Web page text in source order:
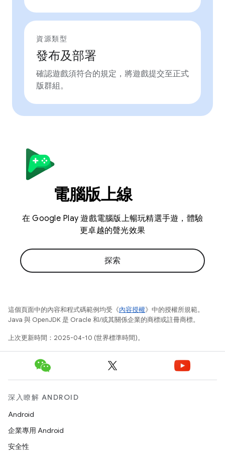
資源類型
發布及部署
確認遊戲須符合的規定，將遊戲提交至正式
版群組。
電腦版上線
在 Google Play 遊戲電腦版上暢玩精選手遊，體驗
更卓越的聲光效果
探索
這個頁面中的內容和程式碼範例均受《內容授權》中的授權所規範。
Java 與 OpenJDK 是 Oracle 和/或其關係企業的商標或註冊商標。
上次更新時間：2025-04-10 (世界標準時間)。
深入瞭解 ANDROID
Android
企業專用 Android
安全性